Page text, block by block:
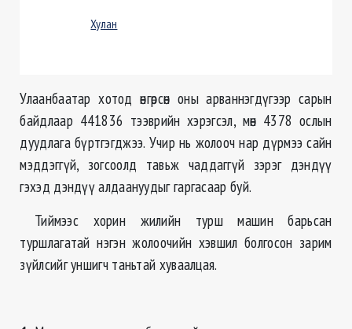
Хулан
Улаанбаатар хотод өнгөрсөн оны арваннэгдүгээр сарын
байдлаар 441836 тээврийн хэрэгсэл, мөн 4378 ослын
дуудлага бүртгэгджээ. Учир нь жолооч нар дүрмээ сайн
мэддэггүй, зогсоолд тавьж чаддаггүй зэрэг дэндүү
гэхэд дэндүү алдаануудыг гаргасаар буй.
Тиймээс хорин жилийн турш машин барьсан
туршлагатай нэгэн жолоочийн хэвшил болгосон зарим
зүйлсийг уншигч таньтай хуваалцая.